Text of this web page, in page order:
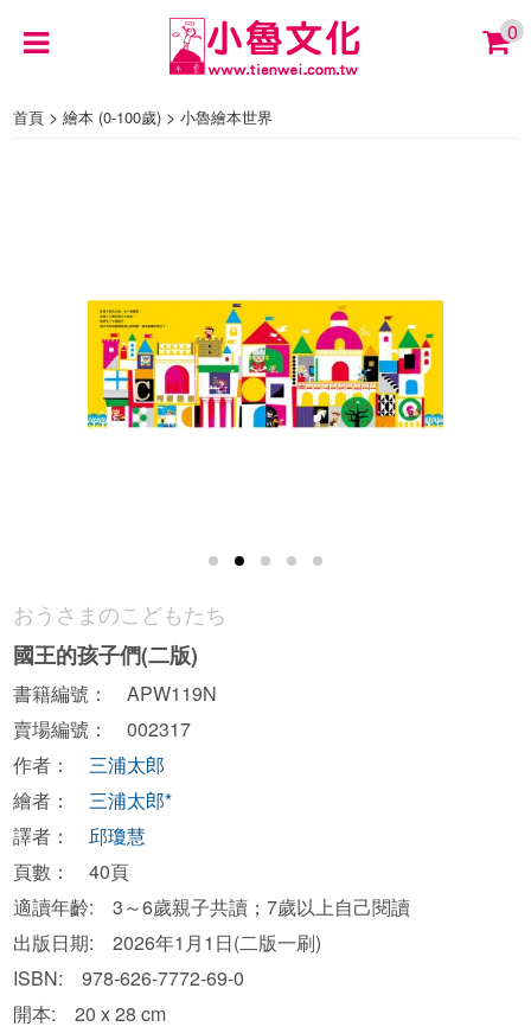
0
首頁 >繪本 (0-100歲) >小魯繪本世界
おうさまのこどもたち
國王的孩子們(二版)
書籍編號： APW119N
賣場編號： 002317
作者： 三浦太郎
繪者： 三浦太郎*
譯者：邱瓊慧
頁數： 40頁
適讀年齡: 3～6歲親子共讀；7歲以上自己閱讀
出版日期: 2026年1月1日(二版一刷)
ISBN: 978-626-7772-69-0
開本: 20 x 28 cm